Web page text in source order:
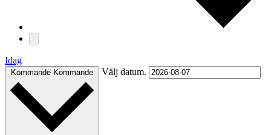
Idag
Kommande Kommande Välj datum.